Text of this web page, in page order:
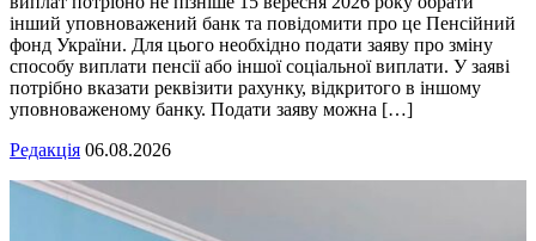
інший уповноважений банк та повідомити про це Пенсійний
фонд України. Для цього необхідно подати заяву про зміну
способу виплати пенсії або іншої соціальної виплати. У заяві
потрібно вказати реквізити рахунку, відкритого в іншому
уповноваженому банку. Подати заяву можна […]
Редакція 06.08.2026